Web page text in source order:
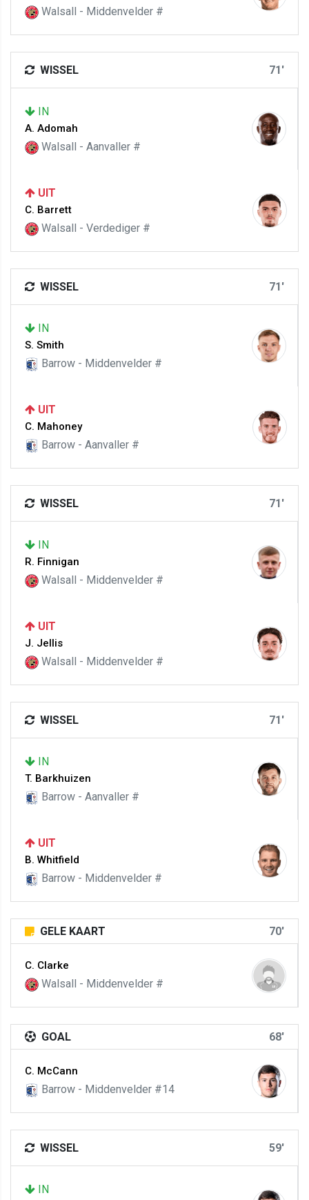
Walsall - Middenvelder #
WISSEL 71'
IN
A. Adomah
Walsall - Aanvaller #
UIT
C. Barrett
Walsall - Verdediger #
WISSEL 71'
IN
S. Smith
Barrow - Middenvelder #
UIT
C. Mahoney
Barrow - Aanvaller #
WISSEL 71'
IN
R. Finnigan
Walsall - Middenvelder #
UIT
J. Jellis
Walsall - Middenvelder #
WISSEL 71'
IN
T. Barkhuizen
Barrow - Aanvaller #
UIT
B. Whitfield
Barrow - Middenvelder #
GELE KAART 70'
C. Clarke
Walsall - Middenvelder #
GOAL 68'
C. McCann
Barrow - Middenvelder #14
WISSEL 59'
IN